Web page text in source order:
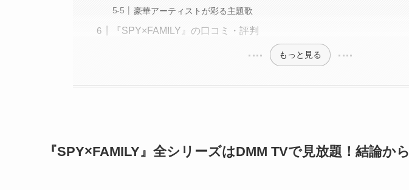
豪華アーティストが彩る主題歌
『SPY×FAMILY』の口コミ・評判
もっと見る
『SPY×FAMILY』全シリーズはDMM TVで見放題！結論から